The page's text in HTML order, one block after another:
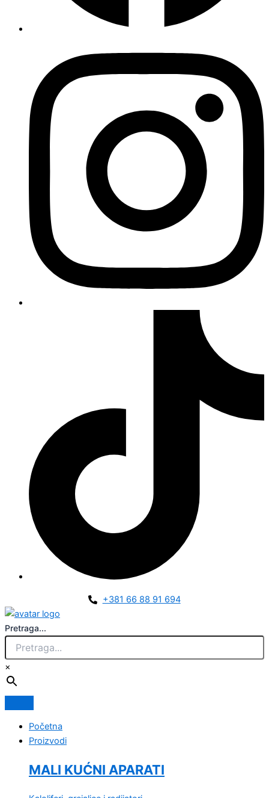
+381 66 88 91 694
Pretraga...
×
Početna
Proizvodi
MALI KUĆNI APARATI